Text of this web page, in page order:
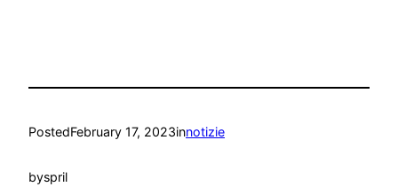
PostedFebruary 17, 2023innotizie
byspril